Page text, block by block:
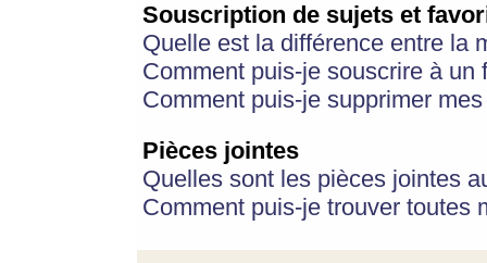
Souscription de sujets et
Quelle est la différence entre la
Comment puis-je souscrire à
Comment puis-je supprimer
Pièces jointes
Quelles sont les pièces jointes
Comment puis-je trouver toutes